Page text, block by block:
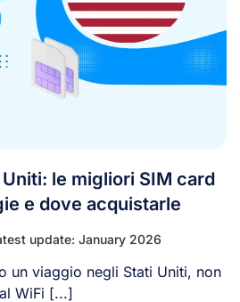
le migliori SIM card
e dove acquistarle
update: January 2026
un viaggio negli Stati Uniti, non
WiFi [...]